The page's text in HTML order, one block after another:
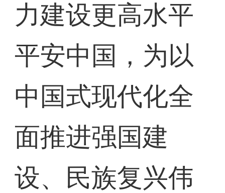
力建设更高水平
平安中国，为以
中国式现代化全
面推进强国建
设、民族复兴伟